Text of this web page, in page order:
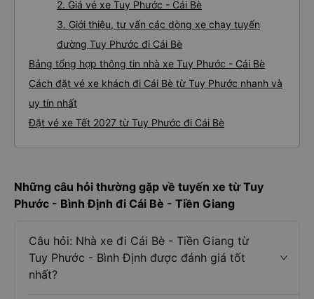
2. Giá vé xe Tuy Phước - Cái Bè
3. Giới thiệu, tư vấn các dòng xe chạy tuyến
đường Tuy Phước đi Cái Bè
Bảng tổng hợp thông tin nhà xe Tuy Phước - Cái Bè
Cách đặt vé xe khách đi Cái Bè từ Tuy Phước nhanh và
uy tín nhất
Đặt vé xe Tết 2027 từ Tuy Phước đi Cái Bè
Những câu hỏi thường gặp về tuyến xe từ Tuy
Phước - Bình Định đi Cái Bè - Tiền Giang
Câu hỏi: Nhà xe đi Cái Bè - Tiền Giang từ
Tuy Phước - Bình Định được đánh giá tốt
nhất?